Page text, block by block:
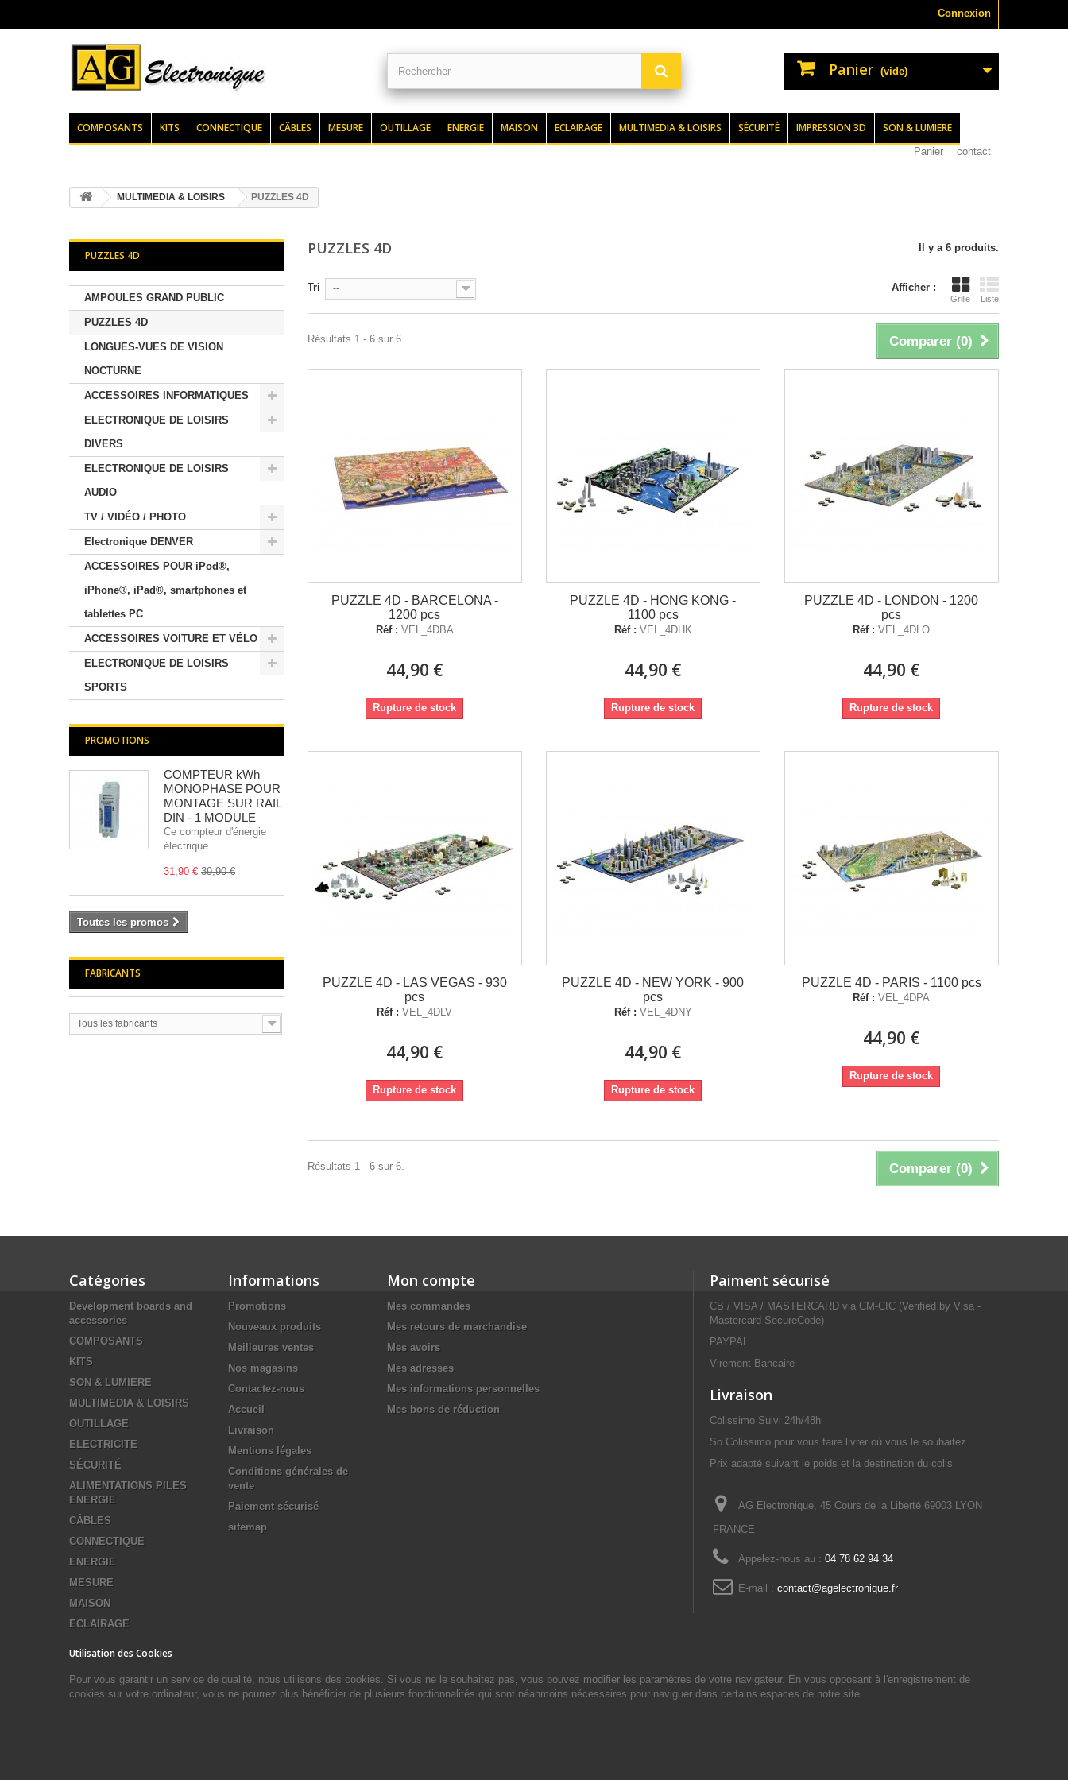
Connexion
Panier (vide)
COMPOSANTS KITS CONNECTIQUE CÂBLES MESURE OUTILLAGE ENERGIE MAISON ECLAIRAGE MULTIMEDIA & LOISIRS SÉCURITÉ IMPRESSION 3D SON & LUMIERE
Panier contact
MULTIMEDIA & LOISIRS PUZZLES 4D
PUZZLES 4D
AMPOULES GRAND PUBLIC
PUZZLES 4D
LONGUES-VUES DE VISION
NOCTURNE
ACCESSOIRES INFORMATIQUES
ELECTRONIQUE DE LOISIRS
DIVERS
ELECTRONIQUE DE LOISIRS
AUDIO
TV / VIDÉO / PHOTO
Electronique DENVER
ACCESSOIRES POUR iPod®,
iPhone®, iPad®, smartphones et
tablettes PC
ACCESSOIRES VOITURE ET VÉLO
ELECTRONIQUE DE LOISIRS
SPORTS
PROMOTIONS
COMPTEUR kWh
MONOPHASE POUR
MONTAGE SUR RAIL
DIN - 1 MODULE
Ce compteur d'énergie
électrique...
31,90 € 39,90 €
Toutes les promos
FABRICANTS
Tous les fabricants
PUZZLES 4D Il y a 6 produits.
Afficher :
Grille Liste
Tri --
Comparer (0)
Résultats 1 - 6 sur 6.
PUZZLE 4D - BARCELONA -
1200 pcs
Réf : VEL_4DBA
44,90 €
Rupture de stock
PUZZLE 4D - HONG KONG -
1100 pcs
Réf : VEL_4DHK
44,90 €
Rupture de stock
PUZZLE 4D - LONDON - 1200
pcs
Réf : VEL_4DLO
44,90 €
Rupture de stock
PUZZLE 4D - LAS VEGAS - 930
pcs
Réf : VEL_4DLV
44,90 €
Rupture de stock
PUZZLE 4D - NEW YORK - 900
pcs
Réf : VEL_4DNY
44,90 €
Rupture de stock
PUZZLE 4D - PARIS - 1100 pcs
Réf : VEL_4DPA
44,90 €
Rupture de stock
Comparer (0)
Résultats 1 - 6 sur 6.
Catégories
Development boards and
accessories
COMPOSANTS
KITS
SON & LUMIERE
MULTIMEDIA & LOISIRS
OUTILLAGE
ELECTRICITE
SÉCURITÉ
ALIMENTATIONS PILES
ENERGIE
CÂBLES
CONNECTIQUE
ENERGIE
MESURE
MAISON
ECLAIRAGE
Informations
Promotions
Nouveaux produits
Meilleures ventes
Nos magasins
Contactez-nous
Accueil
Livraison
Mentions légales
Conditions générales de
vente
Paiement sécurisé
sitemap
Mon compte
Mes commandes
Mes retours de marchandise
Mes avoirs
Mes adresses
Mes informations personnelles
Mes bons de réduction
Paiment sécurisé
CB / VISA / MASTERCARD via CM-CIC (Verified by Visa -
Mastercard SecureCode)
PAYPAL
Virement Bancaire
Livraison
Colissimo Suivi 24h/48h
So Colissimo pour vous faire livrer où vous le souhaitez
Prix adapté suivant le poids et la destination du colis
AG Electronique, 45 Cours de la Liberté 69003 LYON
FRANCE
Appelez-nous au : 04 78 62 94 34
E-mail : contact@agelectronique.fr
Utilisation des Cookies
Pour vous garantir un service de qualité, nous utilisons des cookies. Si vous ne le souhaitez pas, vous pouvez modifier les paramètres de votre navigateur. En vous opposant à l'enregistrement de
cookies sur votre ordinateur, vous ne pourrez plus bénéficier de plusieurs fonctionnalités qui sont néanmoins nécessaires pour naviguer dans certains espaces de notre site